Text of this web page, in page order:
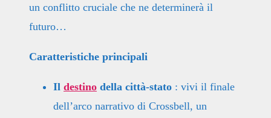
un conflitto cruciale che ne determinerà il
futuro…
Caratteristiche principali
Il destino della città-stato : vivi il finale
dell’arco narrativo di Crossbell, un